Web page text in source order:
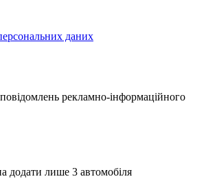
даних
рекламно-інформаційного
додати лише 3 автомобіля